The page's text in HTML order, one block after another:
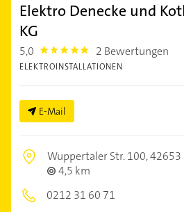
Elektro Denecke und
KG
5,0 5.0 2 Bewertungen
ELEKTROINSTALLATIONEN
E-Mail
Wuppertaler Str. 100,42653
4,5 km
0212 31 60 71